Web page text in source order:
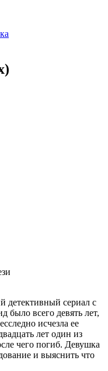
детективный сериал с
всего девять лет,
исчезла ее
лет один из
чего погиб. Девушка
и выяснить что